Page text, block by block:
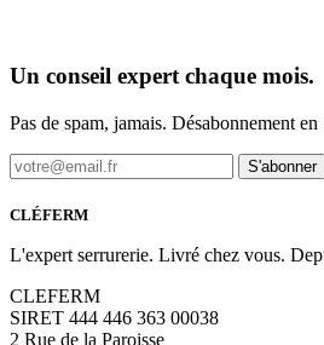
Un conseil expert chaque mois.
Pas de spam, jamais. Désabonnement
S'abonner
CLÉFERM
L'expert serrurerie. Livré chez vous.
CLEFERM
SIRET 444 446 363 00038
2 Rue de la Paroisse